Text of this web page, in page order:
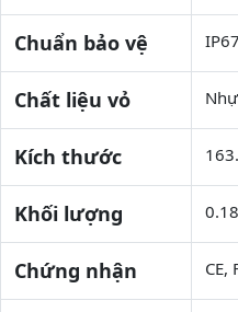
Chuẩn bảo vệ
Chất liệu vỏ
Kích thước
Khối lượng
Chứng nhận CE,